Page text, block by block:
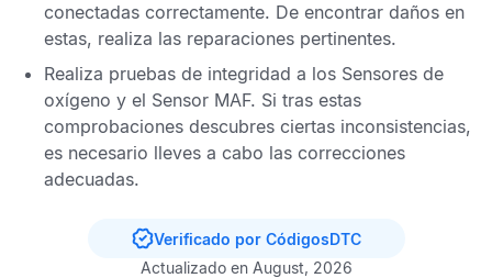
conectadas correctamente. De encontrar daños en
estas, realiza las reparaciones pertinentes.
Realiza pruebas de integridad a los Sensores de
oxígeno y el Sensor MAF. Si tras estas
comprobaciones descubres ciertas inconsistencias,
es necesario lleves a cabo las correcciones
adecuadas.
Verificado por CódigosDTC
Actualizado en August, 2026